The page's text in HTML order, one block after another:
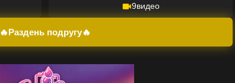
9видео
🔥Раздень подругу🔥